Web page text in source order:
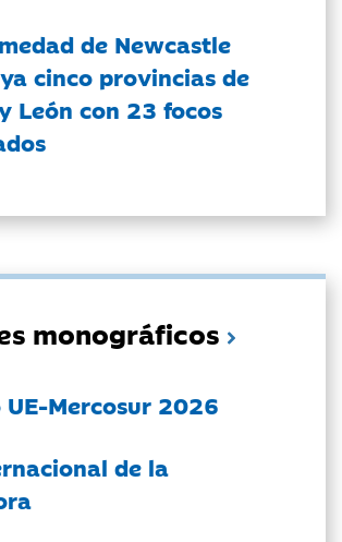
de Newcastle
cinco provincias de
León con 23 focos
monográficos
Mercosur 2026
de la